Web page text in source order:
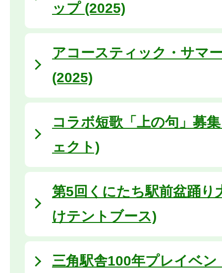
ップ (2025)
アコースティック・サマ
(2025)
コラボ短歌「上の句」募
ェクト)
第5回くにたち駅前盆踊り
けテントブース)
三角駅舎100年プレイベン